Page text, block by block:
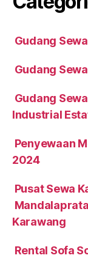
Gudang
Gudang
Gudang
Industrial
Penyewaan
2024
Pusat Sewa
Karawang
Rental Sofa